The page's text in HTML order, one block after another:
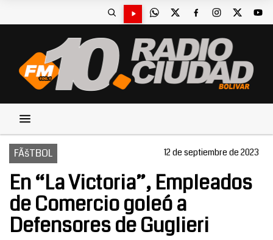
FÃšTBOL 12 de septiembre de 2023
En “La Victoria”, Empleados
de Comercio goleó a
Defensores de Guglieri